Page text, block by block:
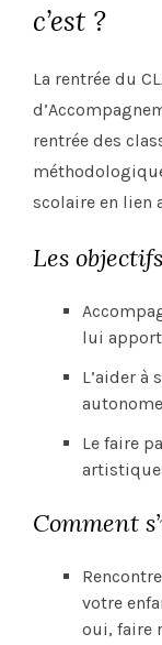
c’est ?
La rentrée du
rentrée des
scolaire en lien
Les
lui
L’aider à
Le faire
Comment
votre
oui, faire